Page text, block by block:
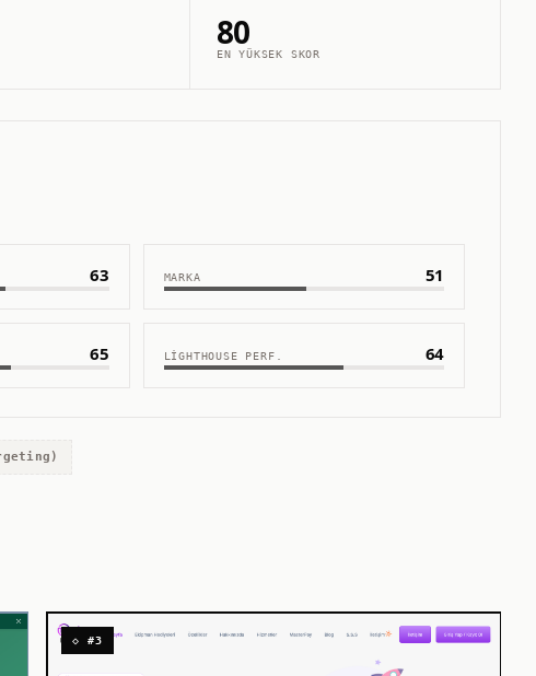
80
EN YÜKSEK SKOR
63 MARKA 51
65 LIGHTHOUSE PERF. 64
◇ #3